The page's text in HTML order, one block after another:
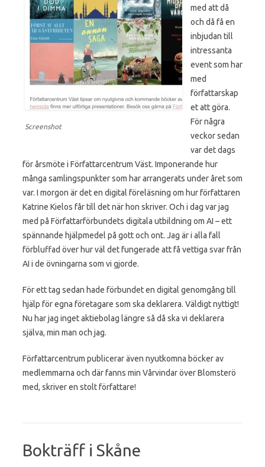
Screenshot
med att då
och då få en
inbjudan till
intressanta
event som har
med
författarskap
et att göra.
För några
veckor sedan
var det dags
för årsmöte i Författarcentrum Väst. Imponerande hur
många samlingspunkter som har arrangerats under året som
var. I morgon är det en digital föreläsning om hur författaren
Katrine Kielos får till det när hon skriver. Och i dag var jag
med på Författarförbundets digitala utbildning om AI – ett
spännande hjälpmedel på gott och ont. Jag är i alla fall
förbluffad över hur väl det fungerade att få vettiga svar från
AI i de övningarna som vi gjorde.
För ett tag sedan hade förbundet en digital genomgång till
hjälp för egna företagare som ska deklarera. Väldigt nyttigt!
Nu har jag inget aktiebolag längre så då ska vi deklarera
själva, min man och jag.
Författarcentrum publicerar även nyutkomna böcker av
medlemmarna och där fanns min Vårvindar över Blomsterö
med, skriver en stolt författare!
Bokträff i Skåne